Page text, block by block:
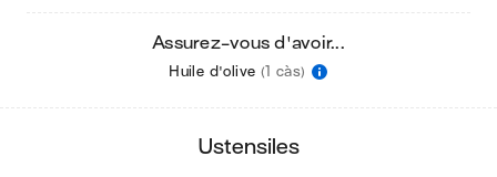
Assurez-vous d'avoir...
Huile d'olive (1 càs)
ustensiles